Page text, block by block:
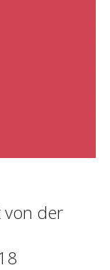
von der